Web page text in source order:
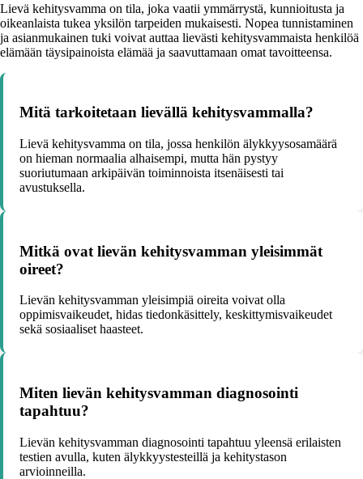
Lievä kehitysvamma on tila, joka vaatii ymmärrystä, kunnioitusta ja
oikeanlaista tukea yksilön tarpeiden mukaisesti. Nopea tunnistaminen
ja asianmukainen tuki voivat auttaa lievästi kehitysvammaista henkilöä
elämään täysipainoista elämää ja saavuttamaan omat tavoitteensa.
Mitä tarkoitetaan lievällä kehitysvammalla?
Lievä kehitysvamma on tila, jossa henkilön älykkyysosamäärä
on hieman normaalia alhaisempi, mutta hän pystyy
suoriutumaan arkipäivän toiminnoista itsenäisesti tai
avustuksella.
Mitkä ovat lievän kehitysvamman yleisimmät
oireet?
Lievän kehitysvamman yleisimpiä oireita voivat olla
oppimisvaikeudet, hidas tiedonkäsittely, keskittymisvaikeudet
sekä sosiaaliset haasteet.
Miten lievän kehitysvamman diagnosointi
tapahtuu?
Lievän kehitysvamman diagnosointi tapahtuu yleensä erilaisten
testien avulla, kuten älykkyystesteillä ja kehitystason
arvioinneilla.